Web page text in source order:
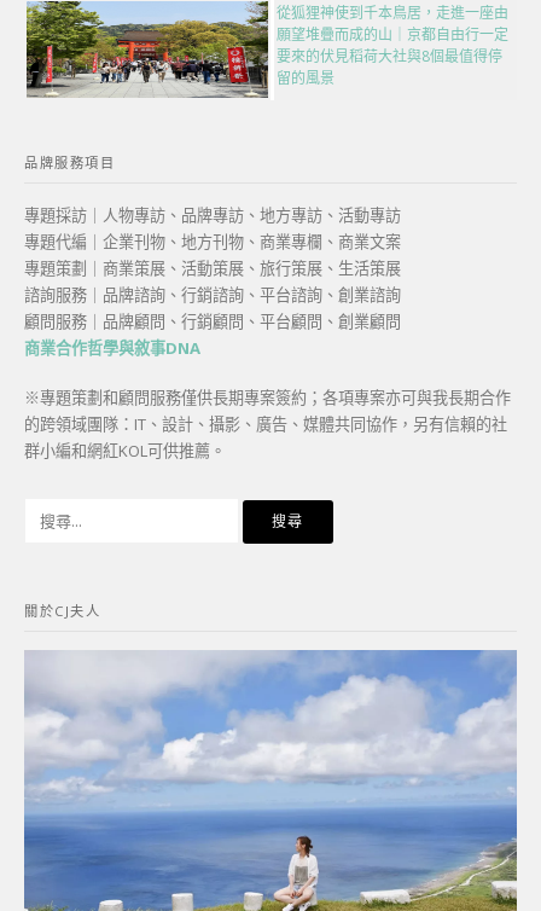
從狐狸神使到千本鳥居，走進一座由
願望堆疊而成的山｜京都自由行一定
要來的伏見稻荷大社與8個最值得停
留的風景
品牌服務項目
專題採訪｜人物專訪、品牌專訪、地方專訪、活動專訪
專題代編｜企業刊物、地方刊物、商業專欄、商業文案
專題策劃｜商業策展、活動策展、旅行策展、生活策展
諮詢服務｜品牌諮詢、行銷諮詢、平台諮詢、創業諮詢
顧問服務｜品牌顧問、行銷顧問、平台顧問、創業顧問
商業合作哲學與敘事DNA
※專題策劃和顧問服務僅供長期專案簽約；各項專案亦可與我長期合作
的跨領域團隊：IT、設計、攝影、廣告、媒體共同協作，另有信賴的社
群小編和網紅KOL可供推薦。
字:
關於CJ夫人